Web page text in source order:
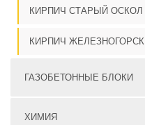
КИРПИЧ СТАРЫЙ ОСКОЛ
КИРПИЧ ЖЕЛЕЗНОГОРСК
ГАЗОБЕТОННЫЕ БЛОКИ
ХИМИЯ